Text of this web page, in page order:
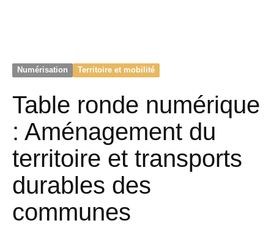
Numérisation Territoire et mobilité
Table ronde numérique
: Aménagement du
territoire et transports
durables des
communes